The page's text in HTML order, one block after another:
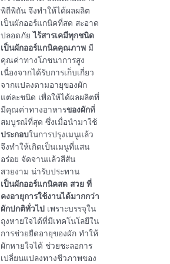
พิถีพิถัน จึงทำให้ได้ผลผลิต
เป็นผักออร์แกนิคที่สด สะอาด
ปลอดภัย ไร้สารเคมีทุกชนิด
เป็นผักออร์แกนิคคุณภาพมี
คุณค่าทางโภชนาการสูง
เนื่องจากได้รับการเก็บเกี่ยว
จากแปลงตามอายุของผัก
แต่ละชนิด เพื่อให้ได้ผลผลิตที่
มีคุณค่าทางอาหารของผักที่
สมบูรณ์ที่สุด ซึ่งเมื่อนำมาใช้
ประกอบในการปรุงเมนูแล้ว
จึงทำให้เกิดเป็นเมนูที่แสน
อร่อย จัดจานแล้วสีสัน
สวยงาม น่ารับประทาน
เป็นผักออร์แกนิคสด สวย ที่
คงอายุการใช้งานได้มากกว่า
ผักปกติทั่วไป เพราะบรรจุใน
ถุงหายใจได้ที่มีเทคโนโลยีใน
การช่วยยืดอายุของผัก ทำให้
ผักหายใจได้ ช่วยชะลอการ
เปลี่ยนแปลงทางชีวภาพของ